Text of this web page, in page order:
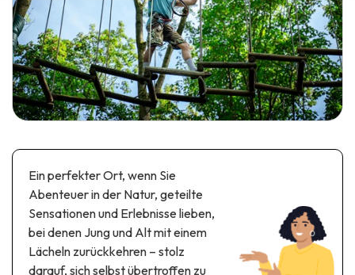
Kunst
Handwerk & Know-how
Schlösser, Zitadellen & Belfriede
Folklore & Lokale Geschichte
Geschichte
Wissenschaftsparks
Automobil- & Eisenbahnerbe
Industrie- & Technikerbe
Garten, Parks & Naturstätten
Aquarien, Tierparks & Zoos
Touristen-& Kreuzfahrt-Schiffe
Draisinen & Touristenzüge
Kajaks
Themen- und Freizeitpark
Unterhaltungs-& Aqua-Parks
VERANSTALTUNGEN
DIE BESTEN AKTIVITÄTEN FÜR
DIESEN SOMMER
GUIDE DOWNLOADEN
Ein perfekter Ort, wenn Sie
Abenteuer in der Natur, geteilte
Sensationen und Erlebnisse lieben,
bei denen Jung und Alt mit einem
Lächeln zurückkehren – stolz
darauf, sich selbst übertroffen zu